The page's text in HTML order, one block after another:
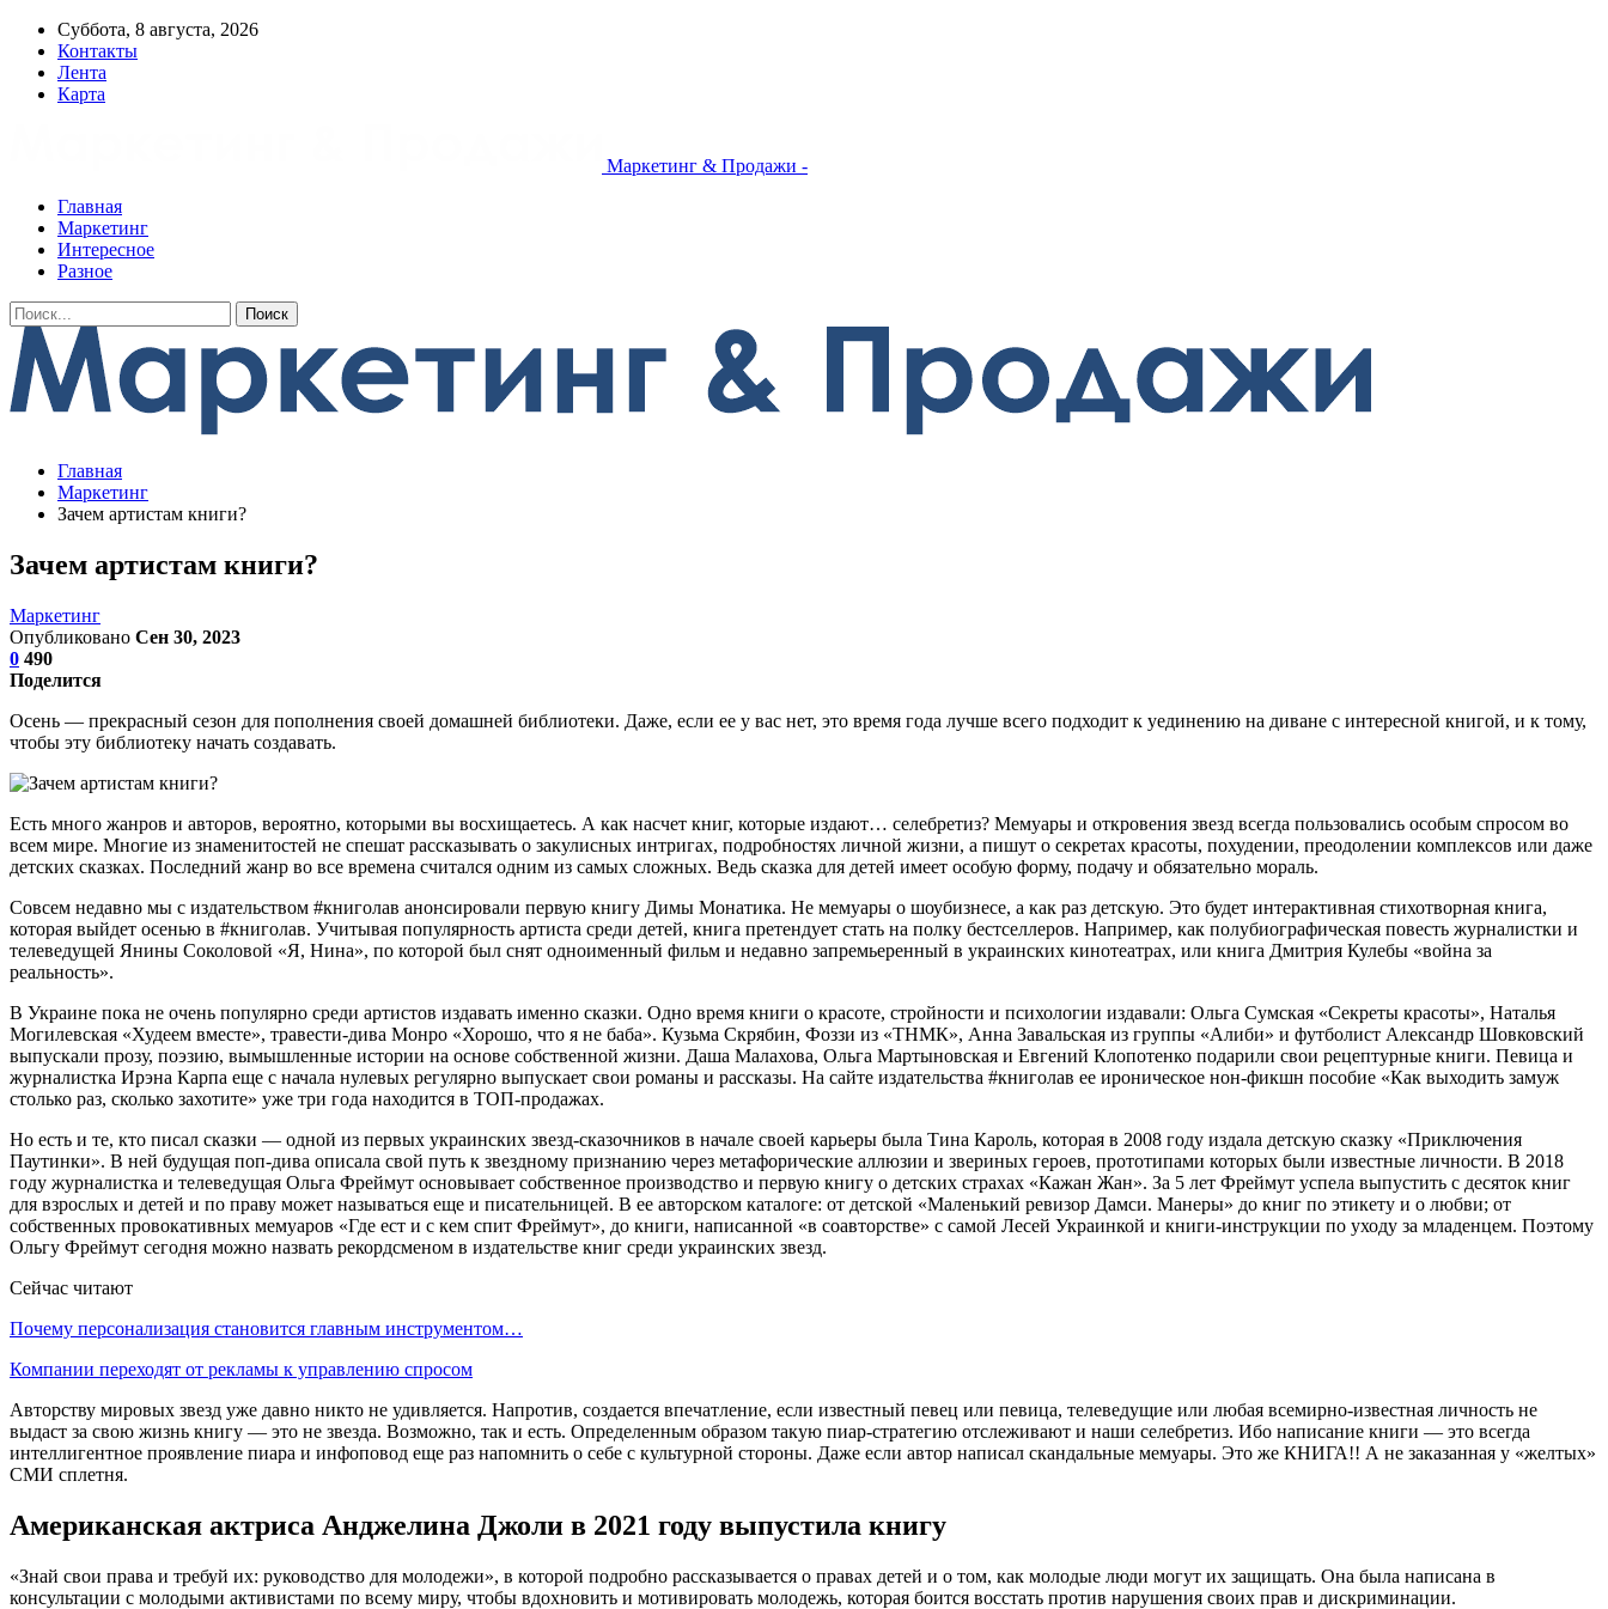
Суббота, 8 августа, 2026
Контакты
Лента
Карта
Маркетинг & Продажи -
Главная
Маркетинг
Интересное
Разное
Главная
Маркетинг
Зачем артистам книги?
Зачем артистам книги?
Маркетинг
Опубликовано Сен 30, 2023
0 490
Поделится
Осень — прекрасный сезон для пополнения своей домашней библиотеки. Даже, если ее у вас нет, это время года лучше всего подходит к уединению на диване с интересной книгой, и к тому,
чтобы эту библиотеку начать создавать.
Есть много жанров и авторов, вероятно, которыми вы восхищаетесь. А как насчет книг, которые издают… селебретиз? Мемуары и откровения звезд всегда пользовались особым спросом во
всем мире. Многие из знаменитостей не спешат рассказывать о закулисных интригах, подробностях личной жизни, а пишут о секретах красоты, похудении, преодолении комплексов или даже
детских сказках. Последний жанр во все времена считался одним из самых сложных. Ведь сказка для детей имеет особую форму, подачу и обязательно мораль.
Совсем недавно мы с издательством #книголав анонсировали первую книгу Димы Монатика. Не мемуары о шоубизнесе, а как раз детскую. Это будет интерактивная стихотворная книга,
которая выйдет осенью в #книголав. Учитывая популярность артиста среди детей, книга претендует стать на полку бестселлеров. Например, как полубиографическая повесть журналистки и
телеведущей Янины Соколовой «Я, Нина», по которой был снят одноименный фильм и недавно запремьеренный в украинских кинотеатрах, или книга Дмитрия Кулебы «война за
реальность».
В Украине пока не очень популярно среди артистов издавать именно сказки. Одно время книги о красоте, стройности и психологии издавали: Ольга Сумская «Секреты красоты», Наталья
Могилевская «Худеем вместе», травести-дива Монро «Хорошо, что я не баба». Кузьма Скрябин, Фоззи из «ТНМК», Анна Завальская из группы «Алиби» и футболист Александр Шовковский
выпускали прозу, поэзию, вымышленные истории на основе собственной жизни. Даша Малахова, Ольга Мартыновская и Евгений Клопотенко подарили свои рецептурные книги. Певица и
журналистка Ирэна Карпа еще с начала нулевых регулярно выпускает свои романы и рассказы. На сайте издательства #книголав ее ироническое нон-фикшн пособие «Как выходить замуж
столько раз, сколько захотите» уже три года находится в ТОП-продажах.
Но есть и те, кто писал сказки — одной из первых украинских звезд-сказочников в начале своей карьеры была Тина Кароль, которая в 2008 году издала детскую сказку «Приключения
Паутинки». В ней будущая поп-дива описала свой путь к звездному признанию через метафорические аллюзии и звериных героев, прототипами которых были известные личности. В 2018
году журналистка и телеведущая Ольга Фреймут основывает собственное производство и первую книгу о детских страхах «Кажан Жан». За 5 лет Фреймут успела выпустить с десяток книг
для взрослых и детей и по праву может называться еще и писательницей. В ее авторском каталоге: от детской «Маленький ревизор Дамси. Манеры» до книг по этикету и о любви; от
собственных провокативных мемуаров «Где ест и с кем спит Фреймут», до книги, написанной «в соавторстве» с самой Лесей Украинкой и книги-инструкции по уходу за младенцем. Поэтому
Ольгу Фреймут сегодня можно назвать рекордсменом в издательстве книг среди украинских звезд.
Сейчас читают
Почему персонализация становится главным инструментом…
Компании переходят от рекламы к управлению спросом
Авторству мировых звезд уже давно никто не удивляется. Напротив, создается впечатление, если известный певец или певица, телеведущие или любая всемирно-известная личность не
выдаст за свою жизнь книгу — это не звезда. Возможно, так и есть. Определенным образом такую пиар-стратегию отслеживают и наши селебретиз. Ибо написание книги — это всегда
интеллигентное проявление пиара и инфоповод еще раз напомнить о себе с культурной стороны. Даже если автор написал скандальные мемуары. Это же КНИГА!! А не заказанная у «желтых»
СМИ сплетня.
Американская актриса Анджелина Джоли в 2021 году выпустила книгу
«Знай свои права и требуй их: руководство для молодежи», в которой подробно рассказывается о правах детей и о том, как молодые люди могут их защищать. Она была написана в
консультации с молодыми активистами по всему миру, чтобы вдохновить и мотивировать молодежь, которая боится восстать против нарушения своих прав и дискриминации.